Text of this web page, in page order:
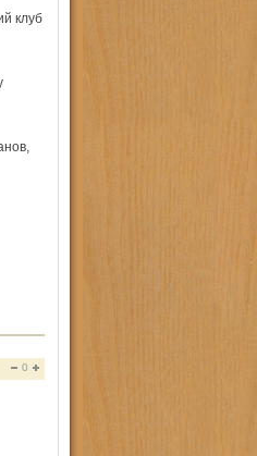
клуб
0